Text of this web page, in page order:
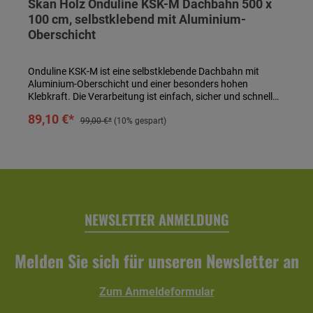
Skan Holz Onduline KSK-M Dachbahn 500 x
100 cm, selbstklebend mit Aluminium-
Oberschicht
Onduline KSK-M ist eine selbstklebende Dachbahn mit
Aluminium-Oberschicht und einer besonders hohen
Klebkraft. Die Verarbeitung ist einfach, sicher und schnell
hochwertigen Farbe in silbergrau versehen und bietet einen
Dachbahnen verwenden möchten. Das Verlegen der
89,10 €* 99,00 €* (10% gespart)
In den Warenkorb
NEWSLETTER ANMELDUNG
Melden Sie sich für unseren Newsletter an
Zum Anmeldeformular